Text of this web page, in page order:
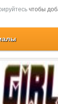
чтобы